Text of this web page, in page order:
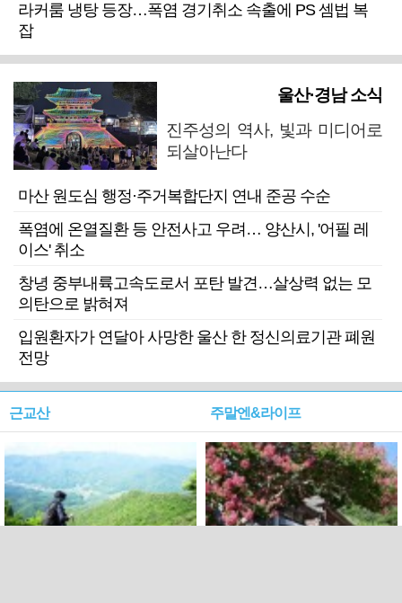
라커룸 냉탕 등장…폭염 경기취소 속출에 PS 셈법 복
잡
울산·경남 소식
진주성의 역사, 빛과 미디어로
되살아난다
마산 원도심 행정·주거복합단지 연내 준공 수순
폭염에 온열질환 등 안전사고 우려… 양산시, '어필 레
이스' 취소
창녕 중부내륙고속도로서 포탄 발견…살상력 없는 모
의탄으로 밝혀져
입원환자가 연달아 사망한 울산 한 정신의료기관 폐원
전망
근교산 주말엔&라이프